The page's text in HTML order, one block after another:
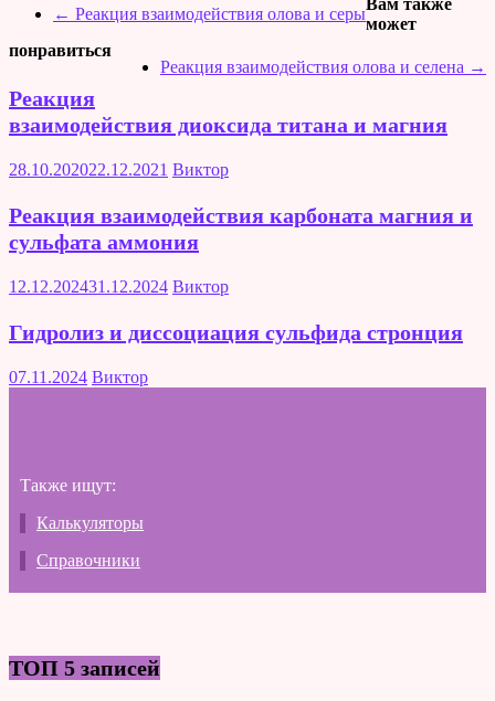
← Реакция взаимодействия олова и серы
Реакция взаимодействия олова и селена →
может
понравиться
Реакция
взаимодействия диоксида титана и магния
28.10.202022.12.2021 Виктор
Реакция взаимодействия карбоната магния и
сульфата аммония
12.12.202431.12.2024 Виктор
Гидролиз и диссоциация сульфида стронция
07.11.2024 Виктор
Также ищут:
Калькуляторы
Справочники
ТОП 5 записей